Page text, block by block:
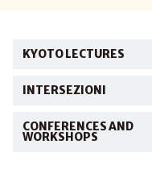
KYOTO LECTURES
INTERSEZIONI
CONFERENCES AND
WORKSHOPS